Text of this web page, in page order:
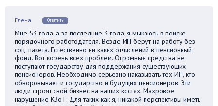
Елена Ответить
Мне 53 года, а за последние 3 года, я мыкаюсь в поиске
порядочного работодателя. Везде ИП берут на работу без
соц. пакета. Естественно ни каких отчислений в пенсионный
фонд. Вот корень всех проблем. Огромные средства не
поступают государству для поддержания существующих
пенсионеров. Необходимо серьезно наказывать тех ИП, кто
обворовывает и государство и будущих пенсионеров. Эти
люди строят свой бизнес на наших костях. Махровое
нарушение КЗоТ. Для таких как я, никакой перспективы иметь